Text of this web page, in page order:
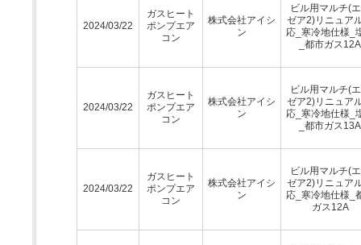
2024/03/22
ガスヒート
ポンプエア
コン
株式会社アイシ
ン
ビル用マルチ(
ゼア2)リニュア
応_寒冷地仕様_
_都市ガス12A
2024/03/22
ガスヒート
ポンプエア
コン
株式会社アイシ
ン
ビル用マルチ(
ゼア2)リニュア
応_寒冷地仕様_
_都市ガス13A
2024/03/22
ガスヒート
ポンプエア
コン
株式会社アイシ
ン
ビル用マルチ(
ゼア2)リニュア
応_寒冷地仕様_
ガス12A